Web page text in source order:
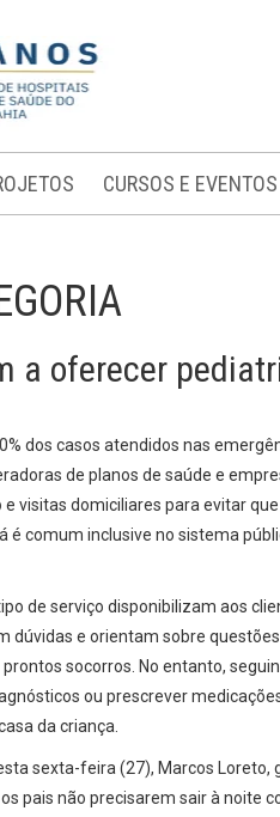
CURSOS E EVENTOS
a oferecer
dos casos atendidos nas
de planos de saúde e
visitas domiciliares para evitar
é comum inclusive no sistema
de serviço disponibilizam aos
dúvidas e orientam sobre
socorros. No entanto,
ou prescrever
da criança.
sexta-feira (27), Marcos
pais não precisarem sair à noite